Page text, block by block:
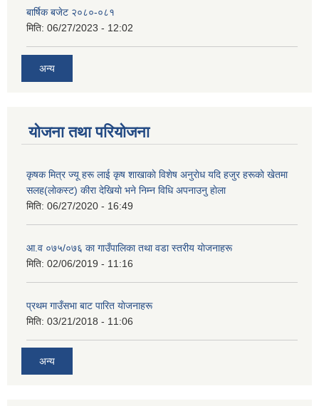
बार्षिक बजेट २०८०-०८१
मिति: 06/27/2023 - 12:02
अन्य
योजना तथा परियोजना
कृषक मित्र ज्यू हरू लाई कृष शाखाकाे विशेष अनुराेध यदि हजुर हरूकाे खेतमा
सलह(लाेकस्ट) कीरा देखियाे भने निम्न विधि अपनाउनु हाेला
मिति: 06/27/2020 - 16:49
आ‍.व ०७५/०७६ का गाउँपालिका तथा वडा स्तरीय याेजनाहरू
मिति: 02/06/2019 - 11:16
प्रथम गाउँसभा बाट पारित याेजनाहरू
मिति: 03/21/2018 - 11:06
अन्य